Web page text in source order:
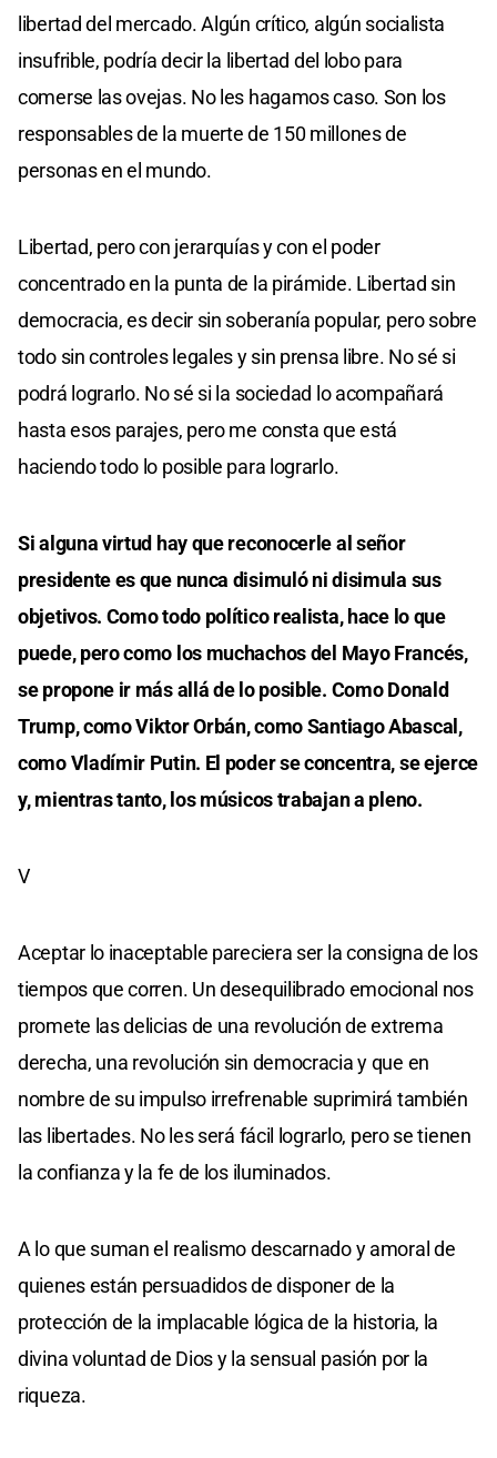
libertad del mercado. Algún crítico, algún socialista
insufrible, podría decir la libertad del lobo para
comerse las ovejas. No les hagamos caso. Son los
responsables de la muerte de 150 millones de
personas en el mundo.
Libertad, pero con jerarquías y con el poder
concentrado en la punta de la pirámide. Libertad sin
democracia, es decir sin soberanía popular, pero sobre
todo sin controles legales y sin prensa libre. No sé si
podrá lograrlo. No sé si la sociedad lo acompañará
hasta esos parajes, pero me consta que está
haciendo todo lo posible para lograrlo.
Si alguna virtud hay que reconocerle al señor
presidente es que nunca disimuló ni disimula sus
objetivos. Como todo político realista, hace lo que
puede, pero como los muchachos del Mayo Francés,
se propone ir más allá de lo posible. Como Donald
Trump, como Viktor Orbán, como Santiago Abascal,
como Vladímir Putin. El poder se concentra, se ejerce
y, mientras tanto, los músicos trabajan a pleno.
V
Aceptar lo inaceptable pareciera ser la consigna de los
tiempos que corren. Un desequilibrado emocional nos
promete las delicias de una revolución de extrema
derecha, una revolución sin democracia y que en
nombre de su impulso irrefrenable suprimirá también
las libertades. No les será fácil lograrlo, pero se tienen
la confianza y la fe de los iluminados.
A lo que suman el realismo descarnado y amoral de
quienes están persuadidos de disponer de la
protección de la implacable lógica de la historia, la
divina voluntad de Dios y la sensual pasión por la
riqueza.